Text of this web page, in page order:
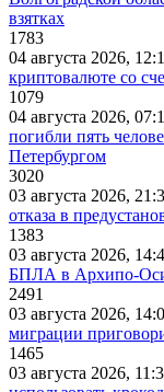
взятках
1783
04 августа 2026,
криптовалюте со
1079
04 августа 2026,
погибли пять
Петербургом
3020
03 августа 2026,
отказа в
1383
03 августа 2026,
БПЛА в Архипо-
2491
03 августа 2026,
миграции
1465
03 августа 2026,